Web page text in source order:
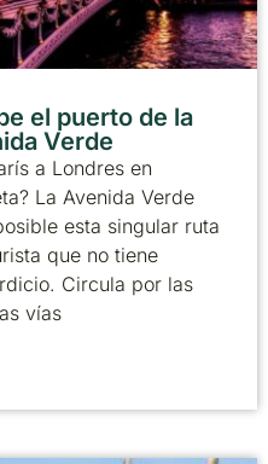
el puerto de la
Verde
a Londres en
La Avenida Verde
esta singular ruta
que no tiene
Circula por las
vías